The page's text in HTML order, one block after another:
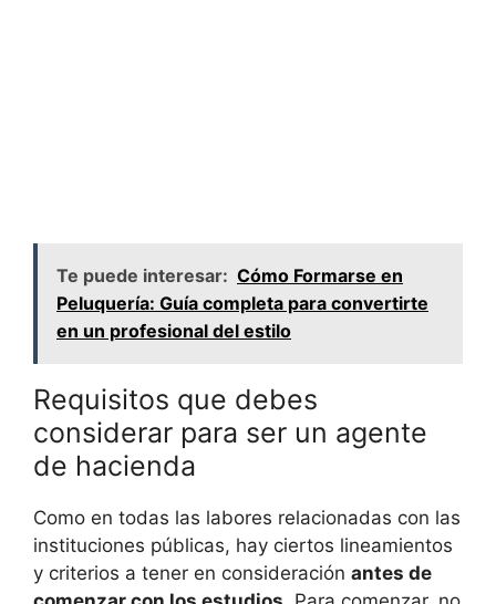
Te puede interesar: Cómo Formarse en
Peluquería: Guía completa para convertirte
en un profesional del estilo
Requisitos que debes
considerar para ser un agente
de hacienda
Como en todas las labores relacionadas con las
instituciones públicas, hay ciertos lineamientos
y criterios a tener en consideración antes de